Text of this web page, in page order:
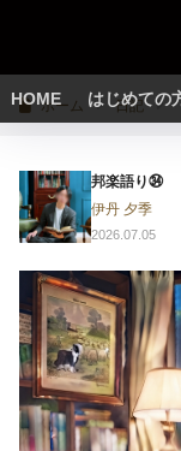
HOME はじめての
ホーム 日記
邦楽語り㉞
伊丹 夕季
2026.07.05